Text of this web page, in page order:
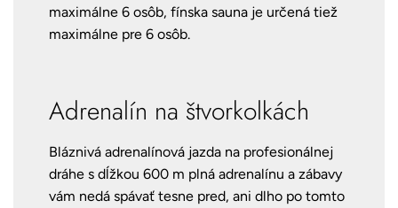
maximálne 6 osôb, fínska sauna je určená tiež
maximálne pre 6 osôb.
Adrenalín na štvorkolkách
Bláznivá adrenalínová jazda na profesionálnej
dráhe s dĺžkou 600 m plná adrenalínu a zábavy
vám nedá spávať tesne pred, ani dlho po tomto